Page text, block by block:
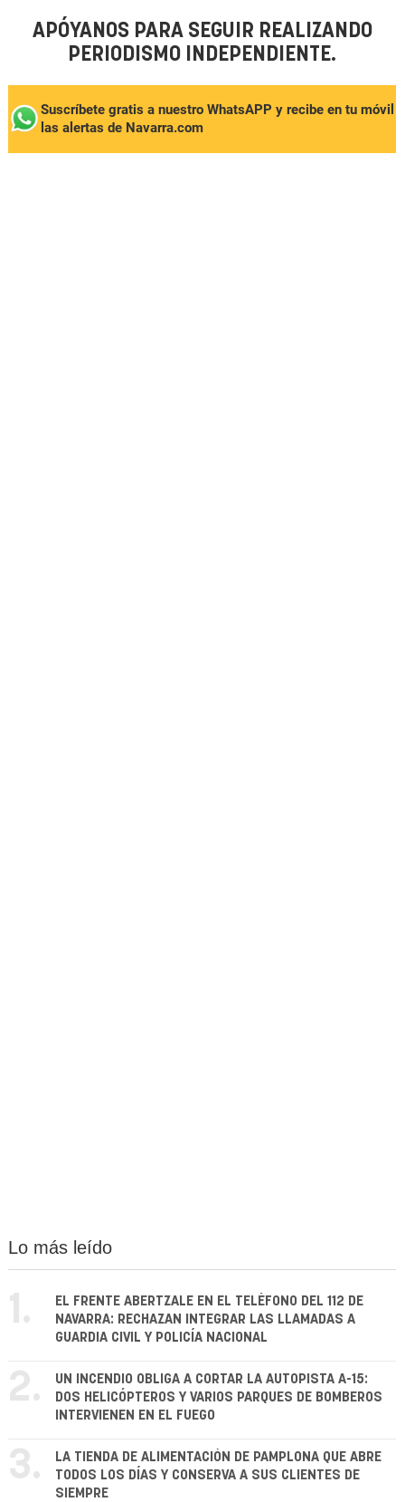
APÓYANOS PARA SEGUIR REALIZANDO
PERIODISMO INDEPENDIENTE.
Suscríbete gratis a nuestro WhatsAPP y recibe en tu móvil
las alertas de Navarra.com
Lo más leído
1.
EL FRENTE ABERTZALE EN EL TELÉFONO DEL 112 DE
NAVARRA: RECHAZAN INTEGRAR LAS LLAMADAS A
GUARDIA CIVIL Y POLICÍA NACIONAL
2.
UN INCENDIO OBLIGA A CORTAR LA AUTOPISTA A-15:
DOS HELICÓPTEROS Y VARIOS PARQUES DE BOMBEROS
INTERVIENEN EN EL FUEGO
3.
LA TIENDA DE ALIMENTACIÓN DE PAMPLONA QUE ABRE
TODOS LOS DÍAS Y CONSERVA A SUS CLIENTES DE
SIEMPRE